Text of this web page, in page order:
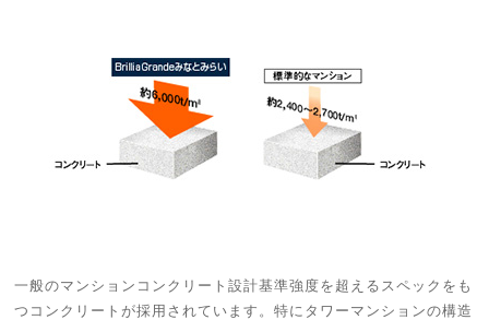
一般のマンションコンクリート設計基準強度を超えるスペックをも
つコンクリートが採用されています。特にタワーマンションの構造